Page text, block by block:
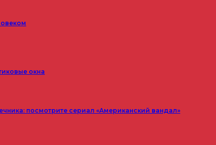
окна
посмотрите сериал «Американский вандал»